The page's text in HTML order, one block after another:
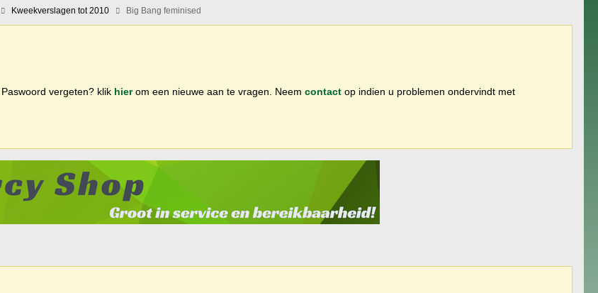
Kweekverslagen tot 2010 Big Bang feminised
vergeten? klik hierom een nieuwe aan te vragen. Neem contact op indien u problemen ondervindt met